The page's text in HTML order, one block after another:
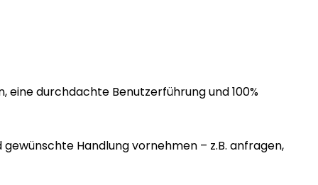
durchdachte Benutzerführung und 100%
Handlung vornehmen – z.B. anfragen,